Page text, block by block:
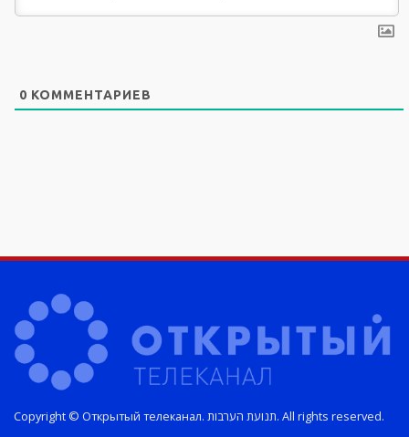
0 КОММЕНТАРИЕВ
Copyright © Открытый телеканал. תנועת הערבות. All rights reserved.